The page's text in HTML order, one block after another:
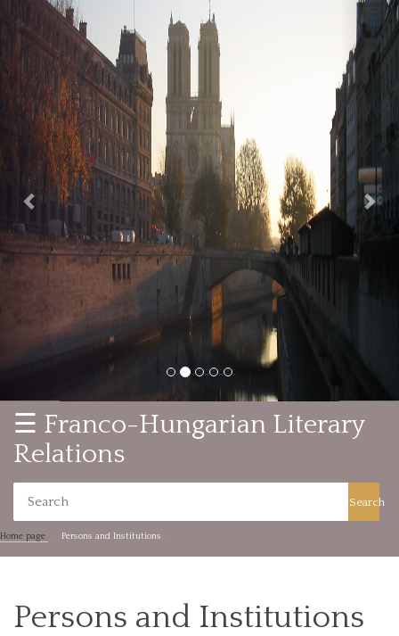
Previous
☰ Franco-Hungarian Literary
Relations
Search
Home page Persons and Institutions
Persons and Institutions